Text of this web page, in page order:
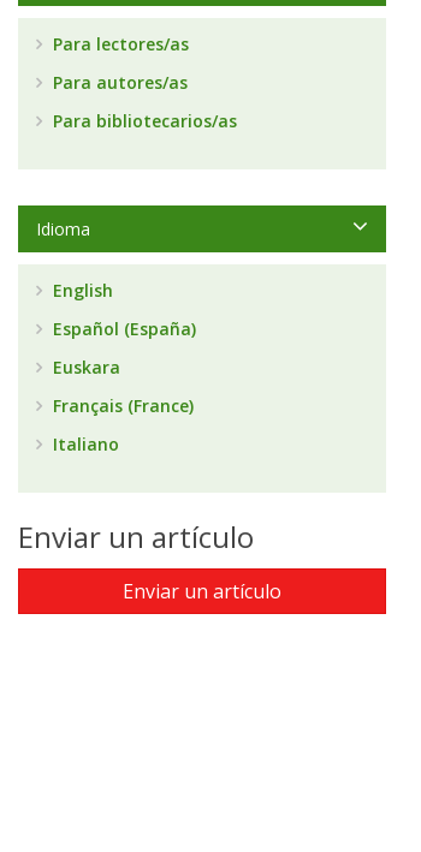
Para lectores/as
Para autores/as
Para bibliotecarios/as
Idioma
English
Español (España)
Euskara
Français (France)
Italiano
Enviar un artículo
Enviar un artículo